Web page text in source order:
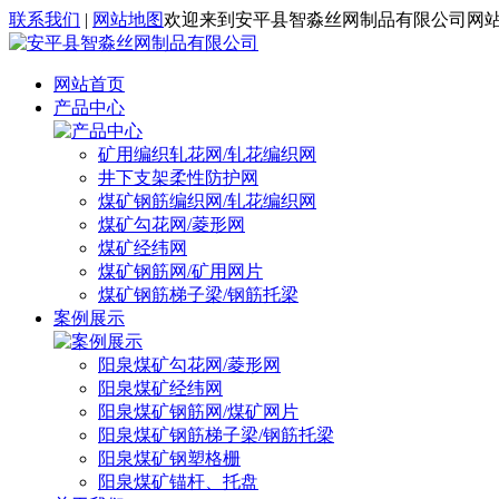
联系我们 | 网站地图欢迎来到安平县智淼丝网制品有限公司网
网站首页
产品中心
矿用编织轧花网/轧花编织网
井下支架柔性防护网
煤矿钢筋编织网/轧花编织网
煤矿勾花网/菱形网
煤矿经纬网
煤矿钢筋网/矿用网片
煤矿钢筋梯子梁/钢筋托梁
案例展示
阳泉煤矿勾花网/菱形网
阳泉煤矿经纬网
阳泉煤矿钢筋网/煤矿网片
阳泉煤矿钢筋梯子梁/钢筋托梁
阳泉煤矿钢塑格栅
阳泉煤矿锚杆、托盘